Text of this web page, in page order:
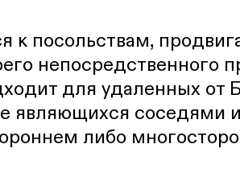
к посольствам,
непосредственного
для удаленных от
являющихся соседями
либо